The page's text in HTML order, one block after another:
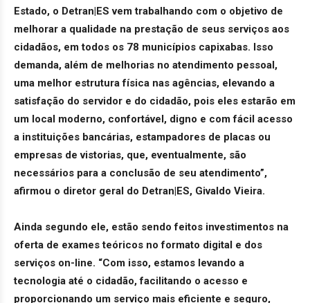
Estado, o Detran|ES vem trabalhando com o objetivo de
melhorar a qualidade na prestação de seus serviços aos
cidadãos, em todos os 78 municípios capixabas. Isso
demanda, além de melhorias no atendimento pessoal,
uma melhor estrutura física nas agências, elevando a
satisfação do servidor e do cidadão, pois eles estarão em
um local moderno, confortável, digno e com fácil acesso
a instituições bancárias, estampadores de placas ou
empresas de vistorias, que, eventualmente, são
necessários para a conclusão de seu atendimento”,
afirmou o diretor geral do Detran|ES, Givaldo Vieira.
Ainda segundo ele, estão sendo feitos investimentos na
oferta de exames teóricos no formato digital e dos
serviços on-line. “Com isso, estamos levando a
tecnologia até o cidadão, facilitando o acesso e
proporcionando um serviço mais eficiente e seguro,